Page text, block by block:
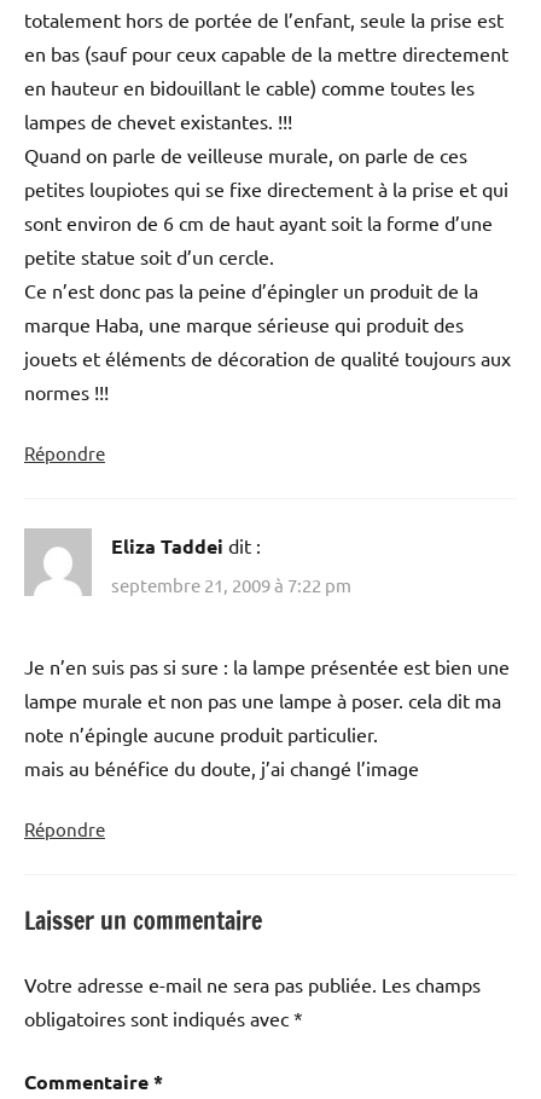
totalement hors de portée de l’enfant, seule la prise est
en bas (sauf pour ceux capable de la mettre directement
en hauteur en bidouillant le cable) comme toutes les
lampes de chevet existantes. !!!
Quand on parle de veilleuse murale, on parle de ces
petites loupiotes qui se fixe directement à la prise et qui
sont environ de 6 cm de haut ayant soit la forme d’une
petite statue soit d’un cercle.
Ce n’est donc pas la peine d’épingler un produit de la
marque Haba, une marque sérieuse qui produit des
jouets et éléments de décoration de qualité toujours aux
normes !!!
Répondre
Eliza Taddei dit :
septembre 21, 2009 à 7:22 pm
Je n’en suis pas si sure : la lampe présentée est bien une
lampe murale et non pas une lampe à poser. cela dit ma
note n’épingle aucune produit particulier.
mais au bénéfice du doute, j’ai changé l’image
Répondre
Laisser un commentaire
Votre adresse e-mail ne sera pas publiée. Les champs
obligatoires sont indiqués avec *
Commentaire*